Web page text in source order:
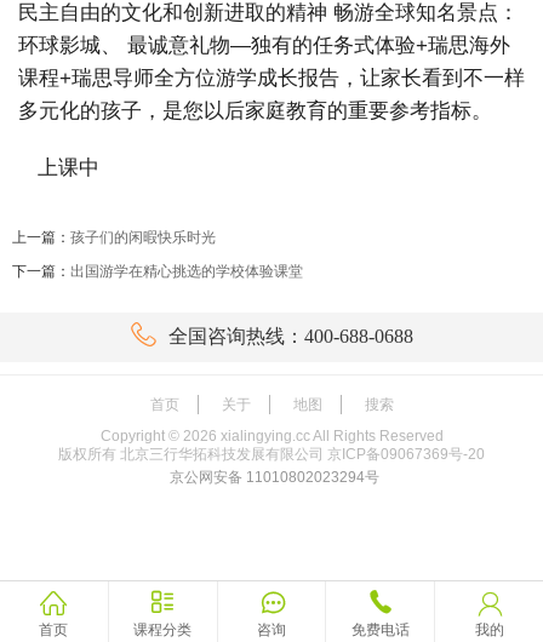
民主自由的文化和创新进取的精神 畅游全球知名景点：
环球影城、 最诚意礼物—独有的任务式体验+瑞思海外
课程+瑞思导师全方位游学成长报告，让家长看到不一样
多元化的孩子，是您以后家庭教育的重要参考指标。
上一篇： 孩子们的闲暇快乐时光
下一篇： 出国游学在精心挑选的学校体验课堂
 全国咨询热线：400-688-0688
首页 关于 地图
搜索
Copyright © 2026 xialingying.cc All Rights Reserved
版权所有 北京三行华拓科技发展有限公司 京ICP备09067369号-20
京公网安备 11010802023294号

首页

课程分类

咨询

免费电话

我的